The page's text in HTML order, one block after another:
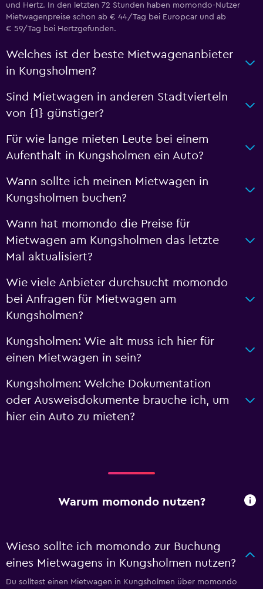
und Hertz. In den letzten 72 Stunden haben momondo-Nutzer
Mietwagenpreise schon ab € 44/Tag bei Europcar und ab
€ 59/Tag bei Hertzgefunden.
Welches ist der beste Mietwagenanbieter
in Kungsholmen?
Sind Mietwagen in anderen Stadtvierteln
von {1} günstiger?
Für wie lange mieten Leute bei einem
Aufenthalt in Kungsholmen ein Auto?
Wann sollte ich meinen Mietwagen in
Kungsholmen buchen?
Wann hat momondo die Preise für
Mietwagen am Kungsholmen das letzte
Mal aktualisiert?
Wie viele Anbieter durchsucht momondo
bei Anfragen für Mietwagen am
Kungsholmen?
Kungsholmen: Wie alt muss ich hier für
einen Mietwagen in sein?
Kungsholmen: Welche Dokumentation
oder Ausweisdokumente brauche ich, um
hier ein Auto zu mieten?
Warum momondo nutzen?
Wieso sollte ich momondo zur Buchung
eines Mietwagens in Kungsholmen nutzen?
Du solltest einen Mietwagen in Kungsholmen über momondo